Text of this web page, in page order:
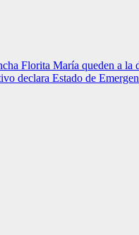
Florita María queden a
declara Estado de